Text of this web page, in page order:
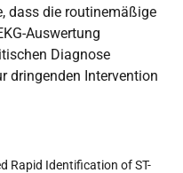
dass die routinemäßige
Auswertung
Diagnose
dringenden Intervention
Rapid Identification of ST-